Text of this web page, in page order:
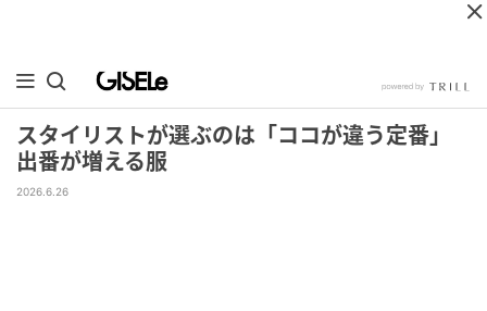
スタイリストが選ぶのは「ココが違う定番」
出番が増える服
2026.6.26